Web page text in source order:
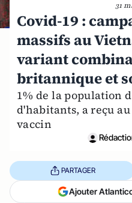
31
Covid-19 :
massifs au
variant
britannique et
1% de la population
d'habitants, a reçu
vaccin
PARTAGER
Ajouter